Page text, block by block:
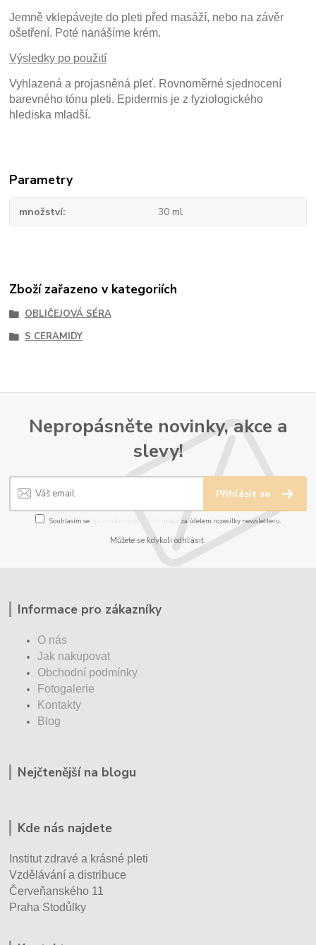
Jemně vklepávejte do pleti před masáží, nebo na závěr
ošetření. Poté nanášíme krém.
Výsledky po použití
Vyhlazená a projasněná pleť. Rovnoměrné sjednocení
barevného tónu pleti. Epidermis je z fyziologického
hlediska mladší.
Parametry
množství 30 ml
Zboží zařazeno v kategoriích
OBLIČEJOVÁ SÉRA
S CERAMIDY
Nepropásněte novinky, akce a
slevy!
Přihlásit se
Souhlasím se za účelem rozesílky newsletteru.
Můžete se kdykoli odhlásit.
Informace pro zákazníky
O nás
Jak nakupovat
Obchodní podmínky
Fotogalerie
Kontakty
Blog
Nejčtenější na blogu
Kde nás najdete
Institut zdravé a krásné pleti
Vzdělávání a distribuce
Červeňanského 11
Praha Stodůlky